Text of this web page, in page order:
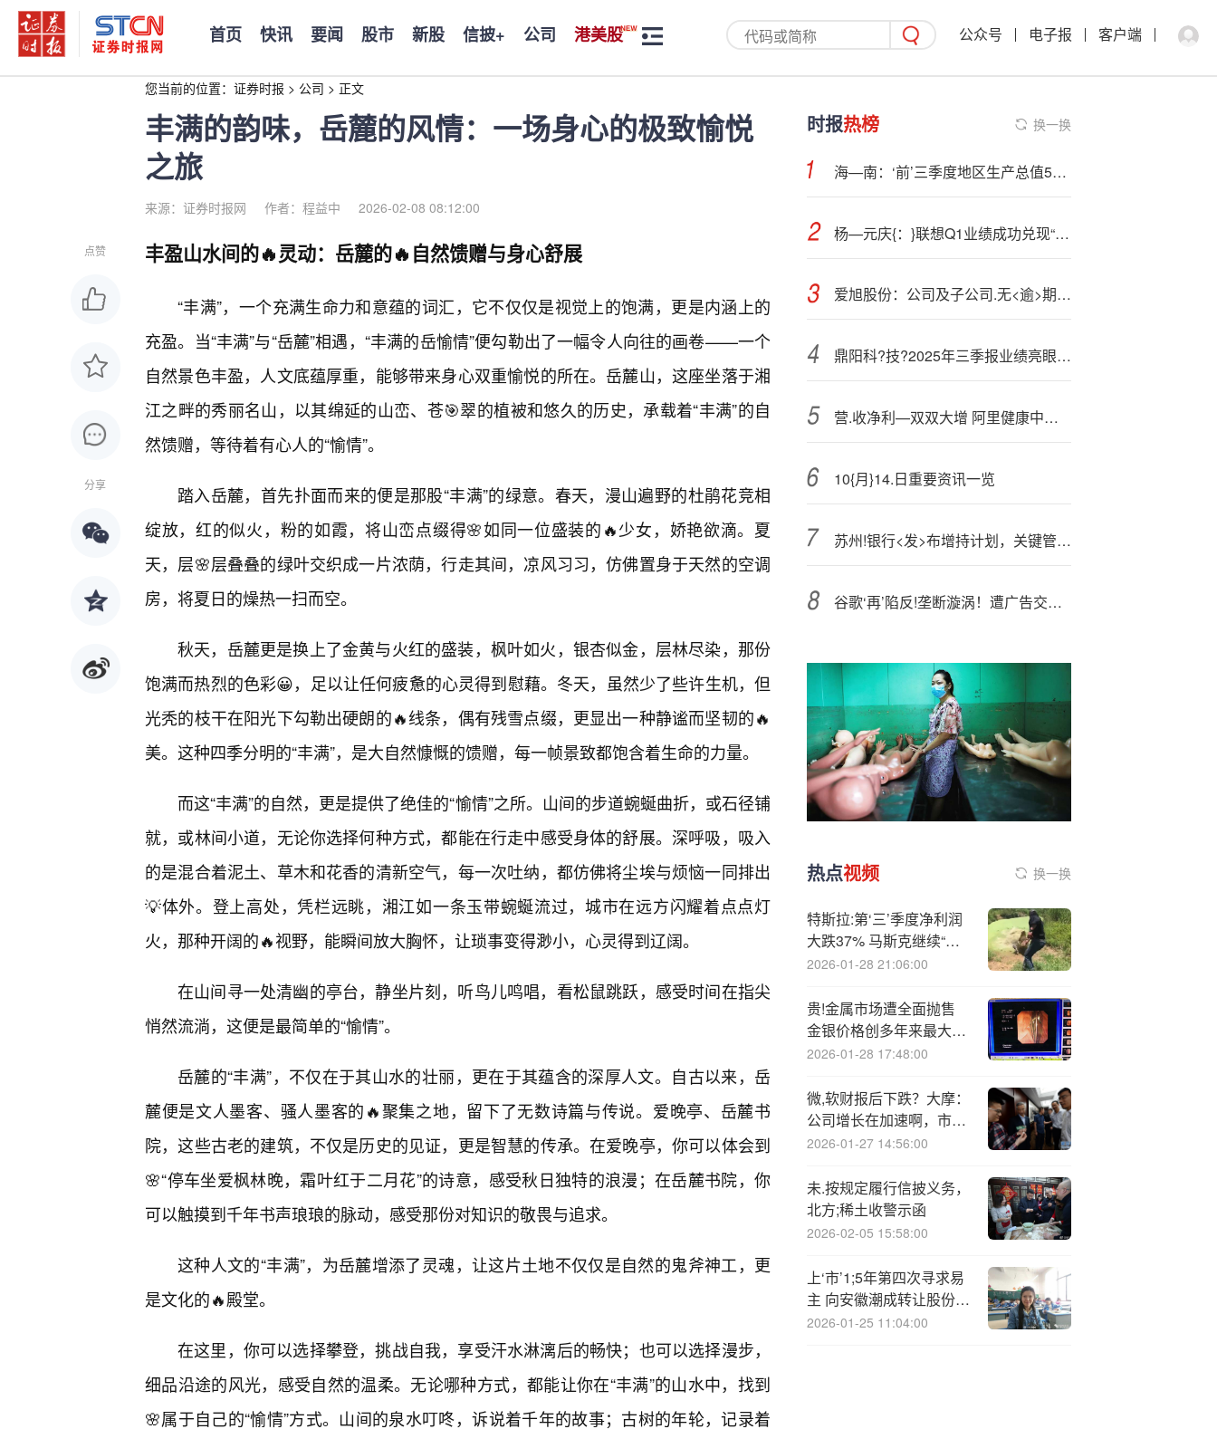
首页 快讯 要闻 股市 新股 信披+ 公司 港美股 公众号 电子报 客户端
您当前的位置： 证券时报 > 公司 > 正文
丰满的韵味，岳麓的风情：一场身心的极致愉悦
之旅
来源：证券时报网 作者：程益中 2026-02-08 08:12:00
点赞
分享
丰盈山水间的🔥灵动：岳麓的🔥自然馈赠与身心舒展
“丰满”，一个充满生命力和意蕴的词汇，它不仅仅是视觉上的饱满，更是内涵上的
充盈。当“丰满”与“岳麓”相遇，“丰满的岳愉情”便勾勒出了一幅令人向往的画卷——一个
自然景色丰盈，人文底蕴厚重，能够带来身心双重愉悦的所在。岳麓山，这座坐落于湘
江之畔的秀丽名山，以其绵延的山峦、苍🎯翠的植被和悠久的历史，承载着“丰满”的自
然馈赠，等待着有心人的“愉情”。
踏入岳麓，首先扑面而来的便是那股“丰满”的绿意。春天，漫山遍野的杜鹃花竞相
绽放，红的似火，粉的如霞，将山峦点缀得🌸如同一位盛装的🔥少女，娇艳欲滴。夏
天，层🌸层叠叠的绿叶交织成一片浓荫，行走其间，凉风习习，仿佛置身于天然的空调
房，将夏日的燥热一扫而空。
秋天，岳麓更是换上了金黄与火红的盛装，枫叶如火，银杏似金，层林尽染，那份
饱满而热烈的色彩😀，足以让任何疲惫的心灵得到慰藉。冬天，虽然少了些许生机，但
光秃的枝干在阳光下勾勒出硬朗的🔥线条，偶有残雪点缀，更显出一种静谧而坚韧的🔥
美。这种四季分明的“丰满”，是大自然慷慨的馈赠，每一帧景致都饱含着生命的力量。
而这“丰满”的自然，更是提供了绝佳的“愉情”之所。山间的步道蜿蜒曲折，或石径铺
就，或林间小道，无论你选择何种方式，都能在行走中感受身体的舒展。深呼吸，吸入
的是混合着泥土、草木和花香的清新空气，每一次吐纳，都仿佛将尘埃与烦恼一同排出
💡体外。登上高处，凭栏远眺，湘江如一条玉带蜿蜒流过，城市在远方闪耀着点点灯
火，那种开阔的🔥视野，能瞬间放大胸怀，让琐事变得渺小，心灵得到辽阔。
在山间寻一处清幽的亭台，静坐片刻，听鸟儿鸣唱，看松鼠跳跃，感受时间在指尖
悄然流淌，这便是最简单的“愉情”。
岳麓的“丰满”，不仅在于其山水的壮丽，更在于其蕴含的深厚人文。自古以来，岳
麓便是文人墨客、骚人墨客的🔥聚集之地，留下了无数诗篇与传说。爱晚亭、岳麓书
院，这些古老的建筑，不仅是历史的见证，更是智慧的传承。在爱晚亭，你可以体会到
🌸“停车坐爱枫林晚，霜叶红于二月花”的诗意，感受秋日独特的浪漫；在岳麓书院，你
可以触摸到千年书声琅琅的脉动，感受那份对知识的敬畏与追求。
这种人文的“丰满”，为岳麓增添了灵魂，让这片土地不仅仅是自然的鬼斧神工，更
是文化的🔥殿堂。
在这里，你可以选择攀登，挑战自我，享受汗水淋漓后的畅快；也可以选择漫步，
细品沿途的风光，感受自然的温柔。无论哪种方式，都能让你在“丰满”的山水中，找到
🌸属于自己的“愉情”方式。山间的泉水叮咚，诉说着千年的故事；古树的年轮，记录着
时报热榜 换一换
海—南：‘前’三季度地区生产总值5686.64亿元，同比增长3.9%
杨—元庆{：}联想Q1业绩成功兑现“竞争力不降、市场份额不掉、盈利不减”承诺
爱旭股份：公司及子公司.无<逾>期担保的情况
鼎阳科?技?2025年三季报业绩亮眼，营收净利双增长，国产测试仪器加速替代
营.收净利—双双大增 阿里健康中期业绩亮眼
10{月}14.日重要资讯一览
苏州!银行<发>布增持计划，关键管理人员涨薪了
谷歌‘再’陷反!垄断漩涡！遭广告交易平台PubMatic起诉索赔数十亿美元
热点视频 换一换
特斯拉:第‘三’季度净利润
大跌37% 马斯克继续“鼓
吹”自动驾驶和机器人
2026-01-28 21:06:00
贵!金属市场遭全面抛售
金银价格创多年来最大跌
幅
2026-01-28 17:48:00
微,软财报后下跌？大摩：
公司增长在加速啊，市场
搞错了重点
2026-01-27 14:56:00
未.按规定履行信披义务，
北方;稀土收警示函
2026-02-05 15:58:00
上‘市’1;5年第四次寻求易
主 向安徽潮成转让股份事
宜“告吹”，天汽模随即宣
2026-01-25 11:04:00